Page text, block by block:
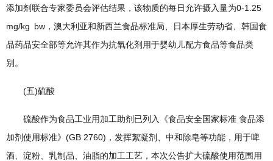
添加剂联合专家委员会评估结果，该物质的每日允许摄入量为0-1.25
mg/kg bw，澳大利亚和新西兰食品标准局、日本厚生劳动省、韩国食
品药品安全部等允许其作为抗氧化剂用于婴幼儿配方食品等食品类
别。
(五)硫酸
硫酸作为食品工业用加工助剂已列入《食品安全国家标准 食品添
加剂使用标准》(GB 2760)，发挥絮凝剂、中和除皂等功能，用于啤
酒、淀粉、乳制品、油脂的加工工艺，本次公告扩大硫酸使用范围用